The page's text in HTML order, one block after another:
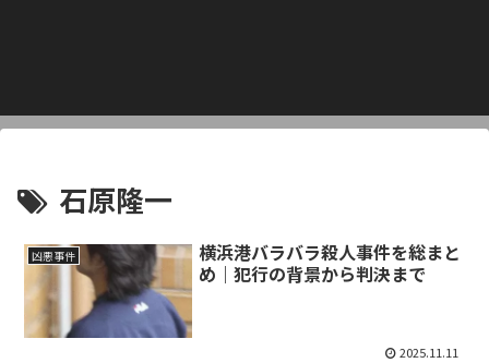
石原隆一
凶悪事件
横浜港バラバラ殺人事件を総まと
め｜犯行の背景から判決まで
2025.11.11